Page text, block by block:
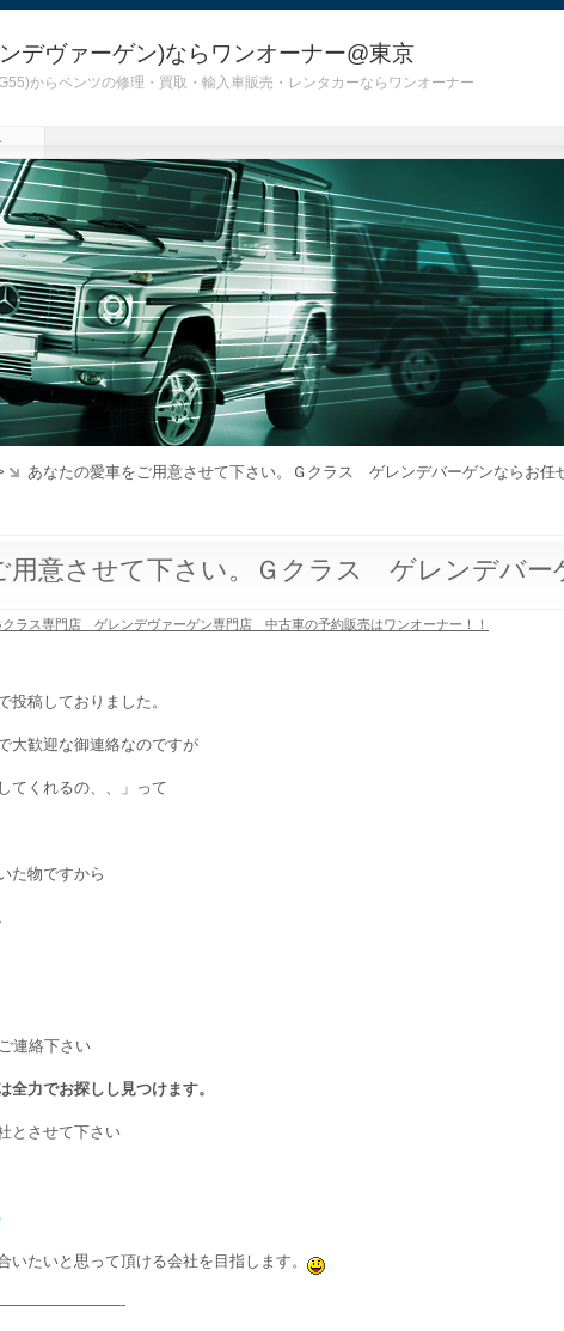
デヴァーゲン)ならワンオーナー@東京
からベンツの修理・買取・輸入車販売・レンタカーならワンオーナー
あなたの愛車をご用意させて下さい。Ｇクラス ゲレンデバーゲンならお任
用意させて下さい。Ｇクラス ゲレンデバー
クラス専門店 ゲレンデヴァーゲン専門店 中古車の予約販売はワンオーナー！！
投稿しておりました。
大歓迎な御連絡なのですが
てくれるの、、」って
た物ですから
連絡下さい
力でお探しし見つけます。
させて下さい
いたいと思って頂ける会社を目指します。